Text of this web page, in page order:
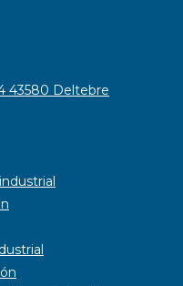
43580 Deltebre